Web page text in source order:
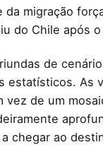
migração
do Chile após
de
As
de um
chegar ao